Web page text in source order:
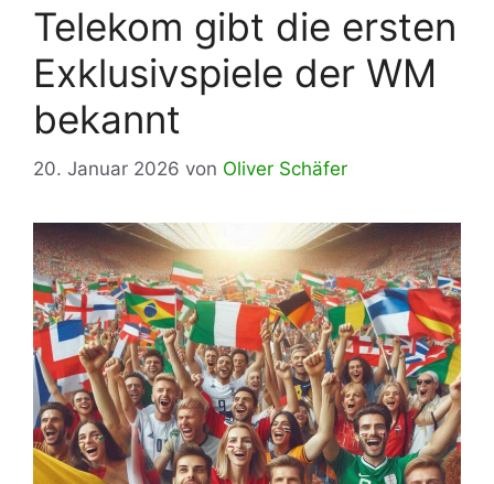
Telekom gibt die ersten
Exklusivspiele der WM
bekannt
20. Januar 2026 von Oliver Schäfer